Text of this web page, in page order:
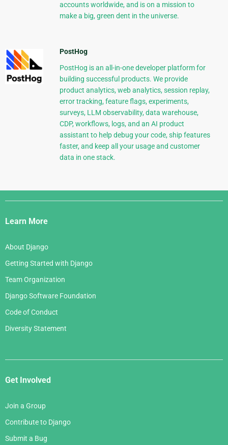
accounts worldwide, and is on a mission to
make a big, green dent in the universe.
PostHog
PostHog is an all-in-one developer platform for
building successful products. We provide
product analytics, web analytics, session replay,
error tracking, feature flags, experiments,
surveys, LLM observability, data warehouse,
CDP, workflows, logs, and an AI product
assistant to help debug your code, ship features
faster, and keep all your usage and customer
data in one stack.
Django
Links
Learn More
About Django
Getting Started with Django
Team Organization
Django Software Foundation
Code of Conduct
Diversity Statement
Get Involved
Join a Group
Contribute to Django
Submit a Bug